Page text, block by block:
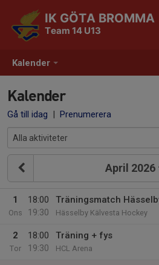
Kalender
IK GÖTA BROMMA
Team 14 U13
Kalender
Gå till idag | Prenumerera
April 2026
1
Ons
18:00
19:30
Träningsmatch
Hässelby Kälvesta Hockey
2
Tor
18:00
19:30
Träning + fys
HCL Arena